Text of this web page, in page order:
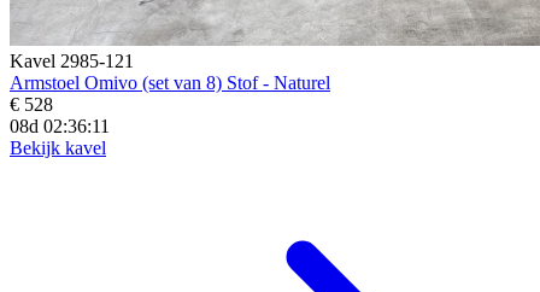
Kavel 2985-121
Armstoel Omivo (set van 8) Stof - Naturel
€ 528
08d 02:36:09
Bekijk kavel